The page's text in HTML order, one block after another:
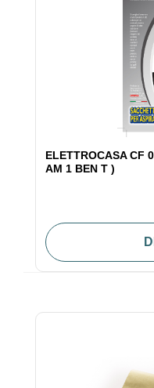
ELETTROCASA CF
AM 1 BEN T )